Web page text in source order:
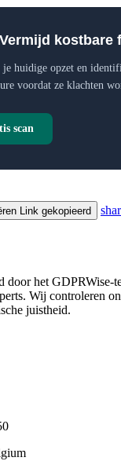
Vermijd kostbare
je huidige opzet en
voordat ze klachten
scan
Link gekopieerd
door het GDPRWise-
Wij controleren
juistheid.